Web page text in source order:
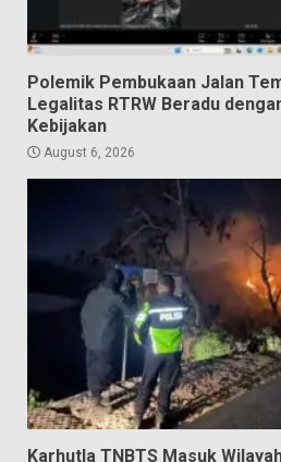
Polemik Pembukaan Jalan
Legalitas RTRW Beradu
Kebijakan
August 6, 2026
Karhutla TNBTS Masuk